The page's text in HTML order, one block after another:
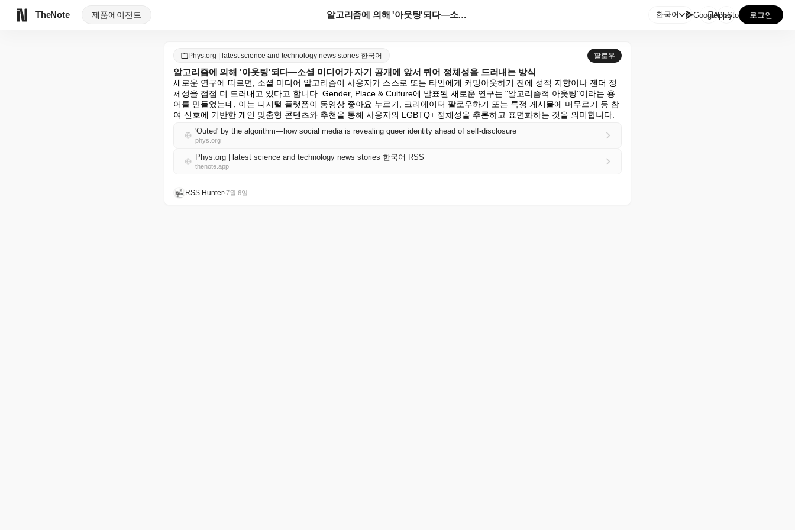
TheNote 제품에이전트 알고리즘에 의해 '아웃팅'되다—소셜 미디어가 자기 공개... 한국어 GooglePlay
AppStore 로그인
Phys.org | latest science and technology news stories 한국어 팔로우
알고리즘에 의해 '아웃팅'되다—소셜 미디어가 자기 공개에 앞서 퀴어 정체성을 드러내는 방식
새로운 연구에 따르면, 소셜 미디어 알고리즘이 사용자가 스스로 또는 타인에게 커밍아웃하기 전에 성적 지향이나 젠더 정
체성을 점점 더 드러내고 있다고 합니다. Gender, Place & Culture에 발표된 새로운 연구는 "알고리즘적 아웃팅"이라는 용
어를 만들었는데, 이는 디지털 플랫폼이 동영상 좋아요 누르기, 크리에이터 팔로우하기 또는 특정 게시물에 머무르기 등 참
여 신호에 기반한 개인 맞춤형 콘텐츠와 추천을 통해 사용자의 LGBTQ+ 정체성을 추론하고 표면화하는 것을 의미합니다.
'Outed' by the algorithm—how social media is revealing queer identity ahead of self-disclosure
phys.org
Phys.org | latest science and technology news stories 한국어 RSS
thenote.app
RSS Hunter•7월 6일